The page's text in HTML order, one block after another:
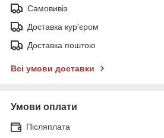
Самовивіз
Доставка кур'єром
Доставка поштою
Всі умови доставки
Умови оплати
Післяплата